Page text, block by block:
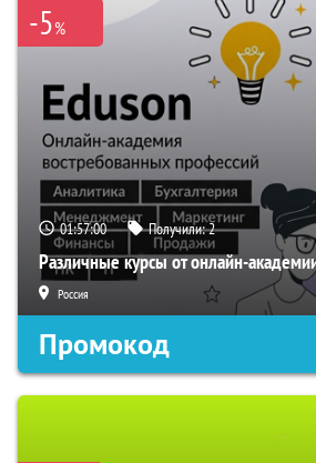
-5%
01:56:59 Получили:2
Различные курсы от онлайн-
Россия
Промокод